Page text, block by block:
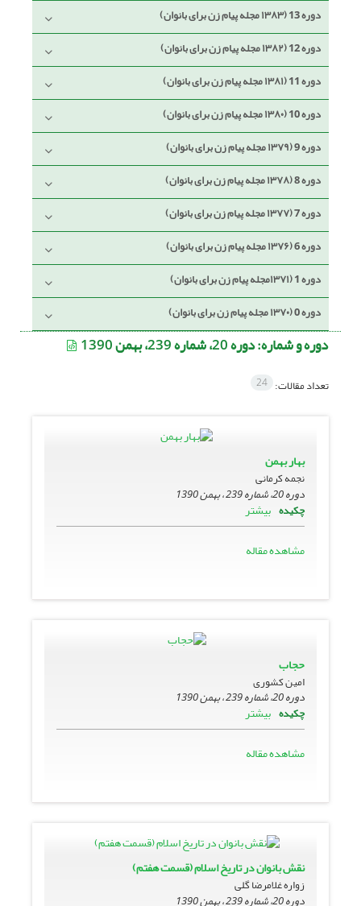
دوره 13 (۱۳۸۳ مجله پیام زن برای بانوان)
دوره 12 (۱۳۸۲ مجله پیام زن برای بانوان)
دوره 11 (۱۳۸۱ مجله پیام زن برای بانوان)
دوره 10 (۱۳۸۰ مجله پیام زن برای بانوان)
دوره 9 (۱۳۷۹ مجله پیام زن برای بانوان)
دوره 8 (۱۳۷۸ مجله پیام زن برای بانوان)
دوره 7 (۱۳۷۷ مجله پیام زن برای بانوان)
دوره 6 (۱۳۷۶ مجله پیام زن برای بانوان)
دوره 1 (۱۳۷۱مجله پیام زن برای بانوان)
دوره 0 (۱۳۷۰ مجله پیام زن برای بانوان)
دوره و شماره:دوره 20، شماره 239، بهمن 1390
تعداد مقالات: 24
بهار بهمن
نجمه کرمانی
دوره 20، شماره 239 ، بهمن 1390
چکیده بیشتر
مشاهده مقاله
حجاب
امین کشوری
دوره 20، شماره 239 ، بهمن 1390
چکیده بیشتر
مشاهده مقاله
نقش بانوان در تاریخ اسلام (قسمت هفتم)
زواره‏ غلامرضا گلى
دوره 20، شماره 239 ، بهمن 1390